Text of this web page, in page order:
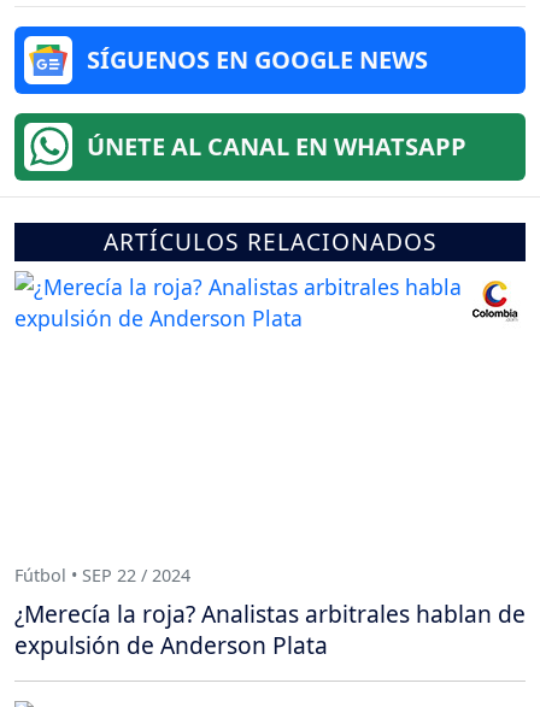
SÍGUENOS EN GOOGLE NEWS
ÚNETE AL CANAL EN WHATSAPP
ARTÍCULOS RELACIONADOS
Fútbol • SEP 22 / 2024
¿Merecía la roja? Analistas arbitrales hablan de
expulsión de Anderson Plata